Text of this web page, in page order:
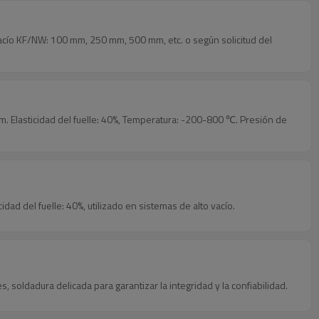
KF/NW: 100 mm, 250 mm, 500 mm, etc. o según solicitud del
Elasticidad del fuelle: 40%, Temperatura: -200-800 ℃. Presión de
del fuelle: 40%, utilizado en sistemas de alto vacío.
soldadura delicada para garantizar la integridad y la confiabilidad.